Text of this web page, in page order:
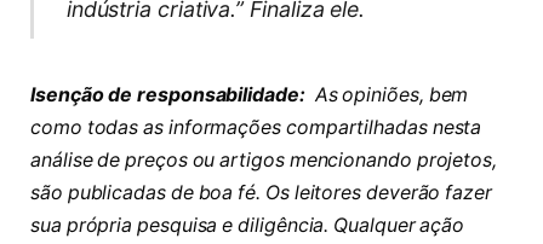
indústria criativa.” Finaliza ele.
Isenção de responsabilidade:As opiniões, bem
como todas as informações compartilhadas nesta
análise de preços ou artigos mencionando projetos,
são publicadas de boa fé. Os leitores deverão fazer
sua própria pesquisa e diligência. Qualquer ação